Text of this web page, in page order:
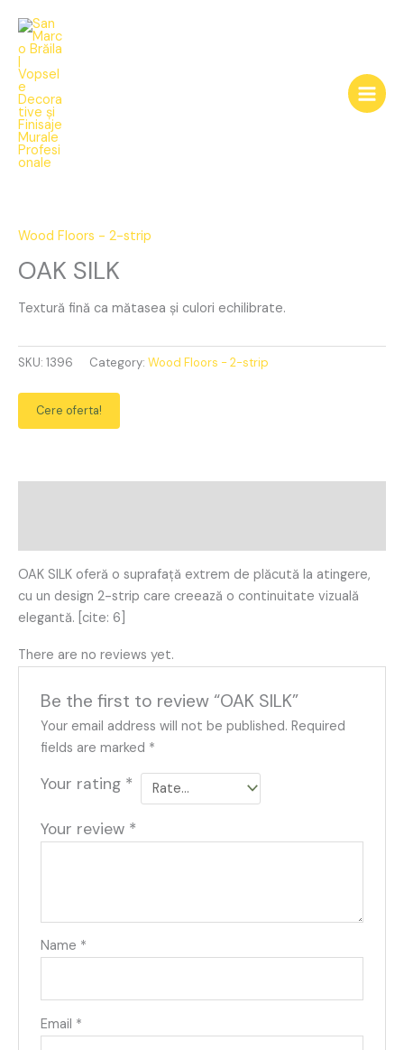
content
Wood Floors - 2-strip
OAK SILK
Textură fină ca mătasea și culori echilibrate.
quantity
SKU: 1396 Category: Wood Floors - 2-strip
Cere oferta!
OAK SILK oferă o suprafață extrem de plăcută la atingere,
cu un design 2-strip care creează o continuitate vizuală
elegantă. [cite: 6]
There are no reviews yet.
Be the first to review “OAK SILK”
Your email address will not be published. Required
fields are marked *
Your rating *
Your review *
Name *
Email *